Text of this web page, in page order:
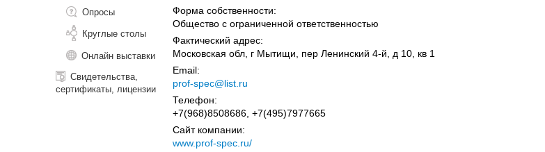
Опросы
Круглые столы
Онлайн выставки
Свидетельства,
сертификаты, лицензии
Форма собственности:
Общество с ограниченной ответственностью
Фактический адрес:
Московская обл, г Мытищи, пер Ленинский 4-й, д 10, кв 1
Email:
prof-spec@list.ru
Телефон:
+7(968)8508686, +7(495)7977665
Сайт компании:
www.prof-spec.ru/